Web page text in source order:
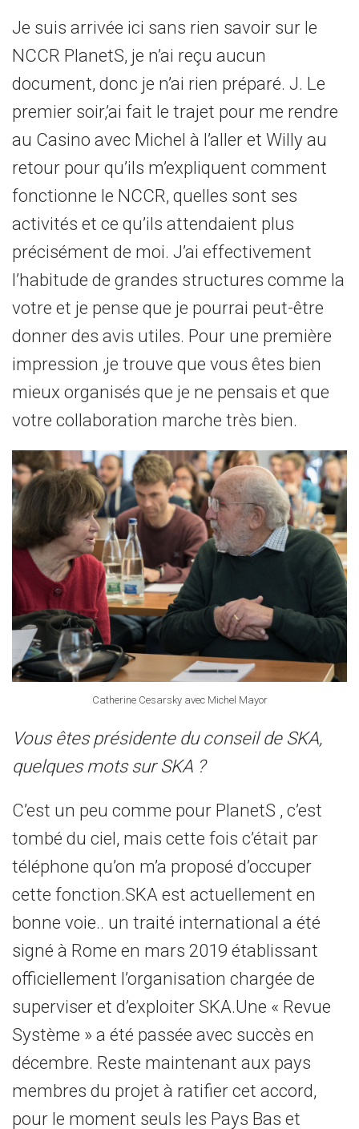
Je suis arrivée ici sans rien savoir sur le
NCCR PlanetS, je n’ai reçu aucun
document, donc je n’ai rien préparé. J. Le
premier soir,’ai fait le trajet pour me rendre
au Casino avec Michel à l’aller et Willy au
retour pour qu’ils m’expliquent comment
fonctionne le NCCR, quelles sont ses
activités et ce qu’ils attendaient plus
précisément de moi. J’ai effectivement
l’habitude de grandes structures comme la
votre et je pense que je pourrai peut-être
donner des avis utiles. Pour une première
impression ,je trouve que vous êtes bien
mieux organisés que je ne pensais et que
votre collaboration marche très bien.
Catherine Cesarsky avec Michel Mayor
Vous êtes présidente du conseil de SKA,
quelques mots sur SKA ?
C’est un peu comme pour PlanetS , c’est
tombé du ciel, mais cette fois c’était par
téléphone qu’on m’a proposé d’occuper
cette fonction.SKA est actuellement en
bonne voie.. un traité international a été
signé à Rome en mars 2019 établissant
officiellement l’organisation chargée de
superviser et d’exploiter SKA.Une « Revue
Système » a été passée avec succès en
décembre. Reste maintenant aux pays
membres du projet à ratifier cet accord,
pour le moment seuls les Pays Bas et